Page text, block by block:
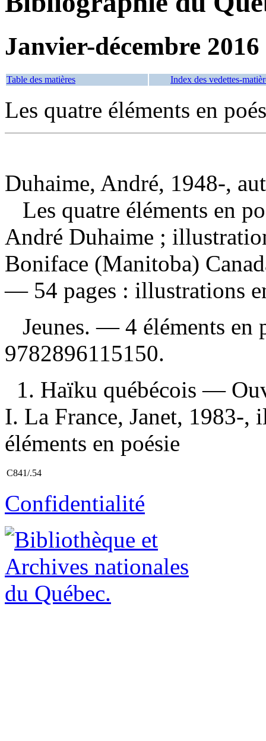
Janvier-décembre 2016
Table des matières Index des vedettes-
Les quatre éléments en
Duhaime, André, 1948-,
Les quatre éléments en
André Duhaime ;
Boniface (Manitoba)
— 54 pages : illustrations
Jeunes. — 4 éléments
9782896115150.
1. Haïku québécois —
I. La France, Janet, 1983-
éléments en poésie
C841/.54
Confidentialité